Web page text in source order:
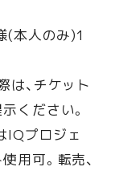
(本人のみ)1
は、チケット
ください。
IQプロジェ
用可。転売、